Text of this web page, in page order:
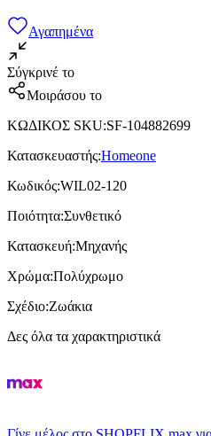
Αγαπημένα
Σύγκρινέ το
Μοιράσου το
ΚΩΔΙΚΟΣ SKU:SF-104882699
Κατασκευαστής:Homeone
Κωδικός:WIL02-120
Ποιότητα:Συνθετικό
Κατασκευή:Μηχανής
Χρώμα:Πολύχρωμο
Σχέδιο:Ζωάκια
Δες όλα τα χαρακτηριστικά